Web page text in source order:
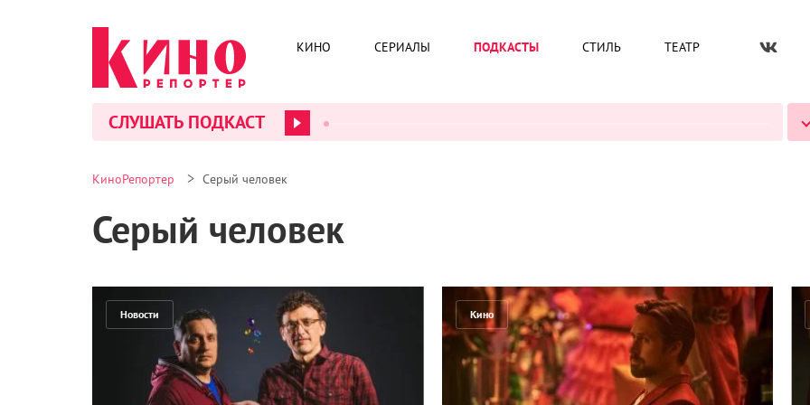
КИНО СЕРИАЛЫ ПОДКАСТЫ СТИЛЬ ТЕАТР
СЛУШАТЬ ПОДКАСТ
КиноРепортер > Серый человек
Серый человек
Новости Кино